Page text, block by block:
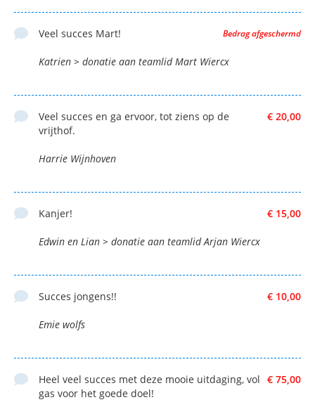
Bedrag afgeschermd
Veel succes Mart!
Katrien > donatie aan teamlid Mart Wiercx
€ 20,00
Veel succes en ga ervoor, tot ziens op de
vrijthof.
Harrie Wijnhoven
€ 15,00
Kanjer!
Edwin en Lian > donatie aan teamlid Arjan Wiercx
€ 10,00
Succes jongens!!
Emie wolfs
€ 75,00
Heel veel succes met deze mooie uitdaging, vol
gas voor het goede doel!